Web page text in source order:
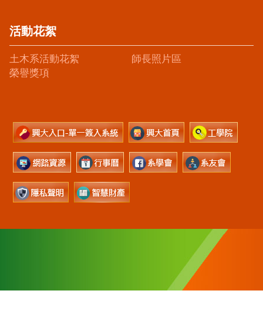
活動花絮
土木系活動花絮
師長照片區
榮譽獎項